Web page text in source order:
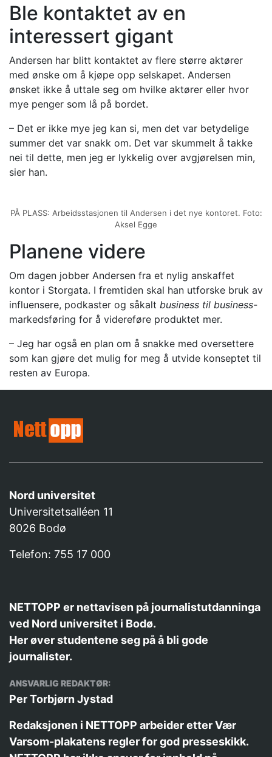
Ble kontaktet av en
interessert gigant
Andersen har blitt kontaktet av flere større aktører
med ønske om å kjøpe opp selskapet. Andersen
ønsket ikke å uttale seg om hvilke aktører eller hvor
mye penger som lå på bordet.
– Det er ikke mye jeg kan si, men det var betydelige
summer det var snakk om. Det var skummelt å takke
nei til dette, men jeg er lykkelig over avgjørelsen min,
sier han.
PÅ PLASS: Arbeidsstasjonen til Andersen i det nye kontoret. Foto:
Aksel Egge
Planene videre
Om dagen jobber Andersen fra et nylig anskaffet
kontor i Storgata. I fremtiden skal han utforske bruk av
influensere, podkaster og såkalt business til business-
markedsføring for å videreføre produktet mer.
– Jeg har også en plan om å snakke med oversettere
som kan gjøre det mulig for meg å utvide konseptet til
resten av Europa.
Nord universitet
Universitetsalléen 11
8026 Bodø
Telefon: 755 17 000
NETTOPP er nettavisen på journalistutdanninga
ved Nord universitet i Bodø.
Her øver studentene seg på å bli gode
journalister.
ANSVARLIG REDAKTØR:
Per Torbjørn Jystad
Redaksjonen i NETTOPP arbeider etterVær
Varsom-plakatens regler for god presseskikk.